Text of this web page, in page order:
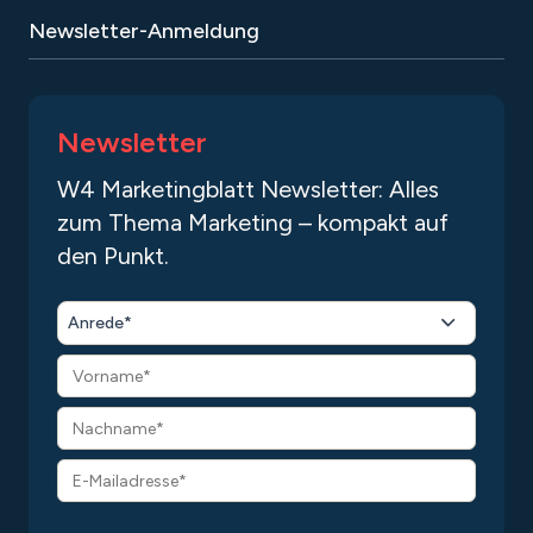
Umfassende Qualitätssicherung &
Testing
3. Launch & Optimierung:
Veröffentlichung der App
Marketingunterstützung für Ihren App-
Launch
Performance-Analyse und Optimierung
Laufender Support und Wartung
Newsletter-Anmeldung
Newsletter
W4 Marketingblatt Newsletter: Alles
zum Thema Marketing – kompakt auf
den Punkt.
Anrede*